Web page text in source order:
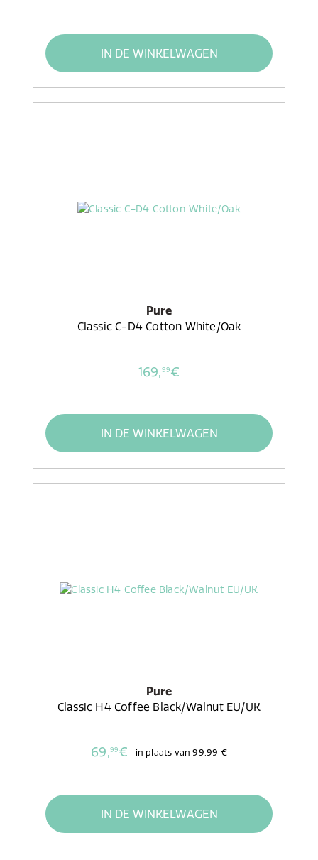
IN DE WINKELWAGEN
Pure
Classic C-D4 Cotton White/Oak
169,99€
IN DE WINKELWAGEN
Pure
Classic H4 Coffee Black/Walnut EU/UK
69,99€ in plaats van99,99 €
IN DE WINKELWAGEN